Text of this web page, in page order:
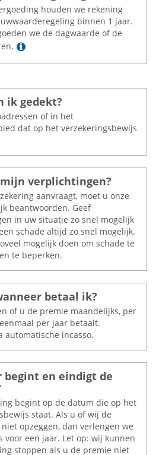
houden we rekening
binnen 1 jaar.
we de dagwaarde of de
Lees meer
ik gedekt?
of in het
dat op het verzekeringsbewijs
verplichtingen?
aanvraagt, moet u onze
beantwoorden. Geef
in uw situatie zo snel mogelijk
schade altijd zo snel mogelijk.
mogelijk doen om schade te
te beperken.
betaal ik?
of u de premie maandelijks, per
per jaar betaalt.
automatische incasso.
begint en eindigt de
begint op de datum die op het
staat. Als u of wij de
opzeggen, dan verlengen we
voor een jaar. Let op: wij kunnen
stoppen als u de premie niet